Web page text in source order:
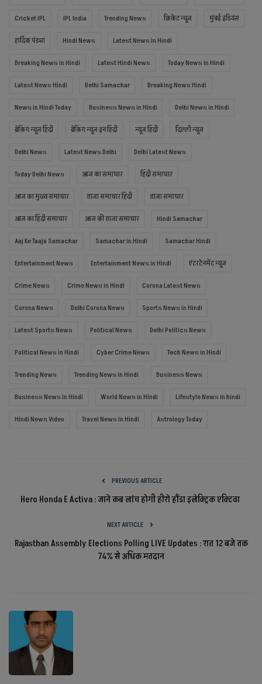
Cricket IPL IPL India Trending News क्रिकेट न्यूज़ मुंबई इंडियंस
हार्दिक पंड्या Hindi News Latest News in Hindi
Breaking News in Hindi Latest Hindi News Today News in Hindi
Latest News Hindi Delhi Samachar Breaking News Hindi
News in Hindi Today Business News in Hindi Delhi News in Hindi
ब्रेकिंग न्यूज़ हिंदी ब्रेकिंग न्यूज़ इन हिंदी न्यूज़ हिंदी दिल्ली न्यूज़
Delhi News Latest News Delhi Delhi Latest News
Today Delhi News आज का समाचार हिंदी समाचार
आज का मुख्य समाचार ताजा समाचार हिंदी ताजा समाचार
आज का हिंदी समाचार आज की ताजा समाचार Hindi Samachar
Aaj Ke Taaja Samachar Samachar in Hindi Samachar Hindi
Entertainment News Entertainment News in Hindi एंटरटेनमेंट न्यूज़
Crime News Crime News in Hindi Corona Latest News
Corona News Delhi Corona News Sports News in Hindi
Latest Sports News Political News Delhi Politics News
Political News in Hindi Cyber Crime News Tech News in Hindi
Trending News Trending News in Hindi Business News
Business News in Hindi World News in Hindi Lifestyle News in hindi
Hindi News Video Travel News in Hindi Astrology Today
PREVIOUS ARTICLE
Hero Honda E Activa : जाने कब लांच होगी हीरो हौंडा इलेक्ट्रिक एक्टिवा
NEXT ARTICLE
Rajasthan Assembly Elections Polling LIVE Updates : रात 12 बजे तक
74% से अधिक मतदान